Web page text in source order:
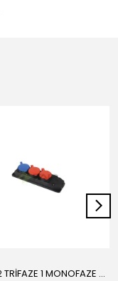
(F105) 2 TRİFAZE 1 MONOFAZE GRUP PRİZ